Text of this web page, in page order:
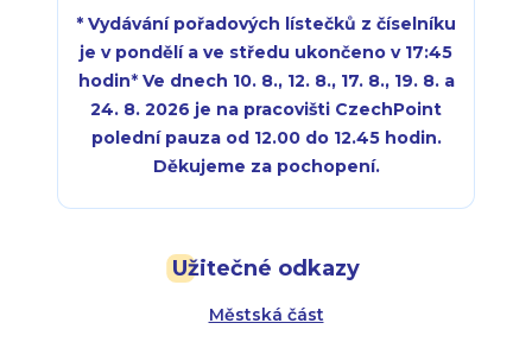
Užitečné odkazy
Městská část
* Vydávání pořadových lístečků z číselníku
je v pondělí a ve středu ukončeno v 17:45
hodin* Ve dnech 10. 8., 12. 8., 17. 8., 19. 8. a
24. 8. 2026 je na pracovišti CzechPoint
polední pauza od 12.00 do 12.45 hodin.
Děkujeme za pochopení.
Úterý:
Středa:
Úterý:
Středa: